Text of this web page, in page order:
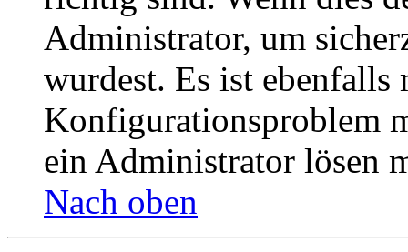
Administrator, um
wurdest. Es ist ebenfalls
Konfigurationsproblem
ein Administrator lösen
Nach oben